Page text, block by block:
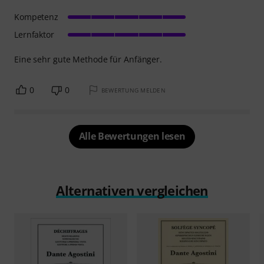
Eine sehr gute Methode für Anfänger.
Kompetenz
Lernfaktor
0 0 BEWERTUNG MELDEN
Alle Bewertungen lesen
Alternativen vergleichen